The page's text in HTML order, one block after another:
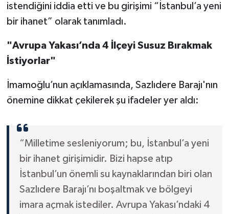
istendiğini iddia etti ve bu girişimi “İstanbul’a yeni
bir ihanet” olarak tanımladı.
"Avrupa Yakası’nda 4 İlçeyi Susuz Bırakmak
İstiyorlar"
İmamoğlu’nun açıklamasında, Sazlıdere Barajı'nın
önemine dikkat çekilerek şu ifadeler yer aldı:
“Milletime sesleniyorum; bu, İstanbul’a yeni
bir ihanet girişimidir. Bizi hapse atıp
İstanbul’un önemli su kaynaklarından biri olan
Sazlıdere Barajı’nı boşaltmak ve bölgeyi
imara açmak istediler. Avrupa Yakası’ndaki 4